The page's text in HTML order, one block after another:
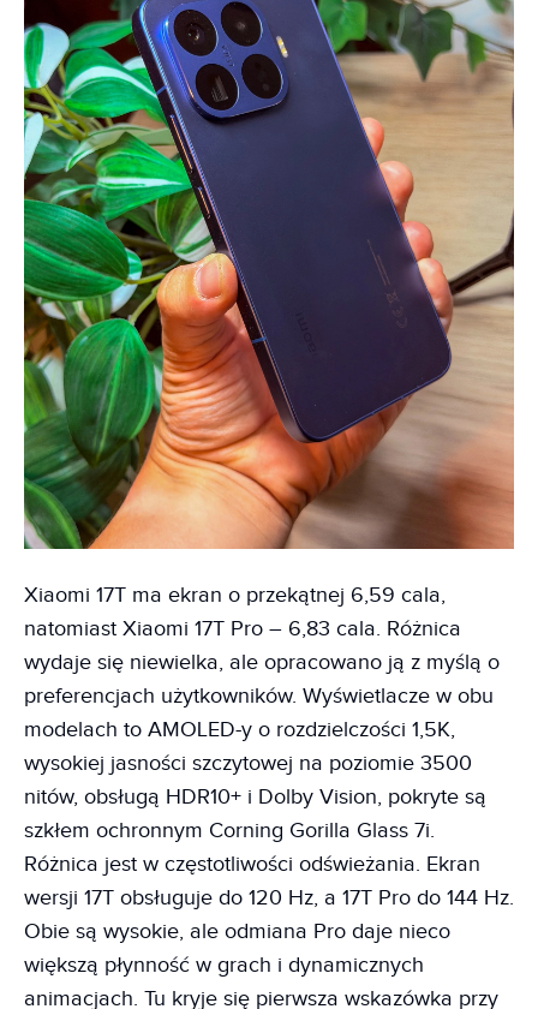
Xiaomi 17T ma ekran o przekątnej 6,59 cala,
natomiast Xiaomi 17T Pro – 6,83 cala. Różnica
wydaje się niewielka, ale opracowano ją z myślą o
preferencjach użytkowników. Wyświetlacze w obu
modelach to AMOLED-y o rozdzielczości 1,5K,
wysokiej jasności szczytowej na poziomie 3500
nitów, obsługą HDR10+ i Dolby Vision, pokryte są
szkłem ochronnym Corning Gorilla Glass 7i.
Różnica jest w częstotliwości odświeżania. Ekran
wersji 17T obsługuje do 120 Hz, a 17T Pro do 144 Hz.
Obie są wysokie, ale odmiana Pro daje nieco
większą płynność w grach i dynamicznych
animacjach. Tu kryje się pierwsza wskazówka przy